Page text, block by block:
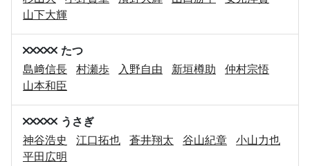
山下大輝
たつ
島﨑信長
村瀬歩 入野自由 新垣樽助
仲村宗悟
山本和臣
うさぎ
神谷浩史
江口拓也 蒼井翔太 谷山紀章
小山力也
平田広明